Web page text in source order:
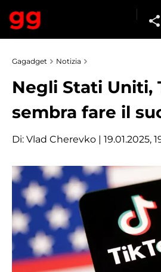
Gagadget Notizia
Negli Stati Uniti,
sembra fare il
Di: Vlad Cherevko | 19.01.2025,